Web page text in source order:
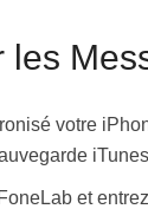
les
votre
et